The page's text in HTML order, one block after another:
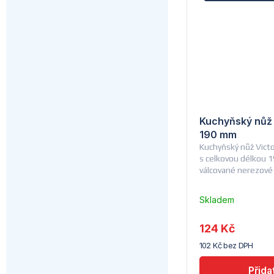
Kuchyňský nůž
s celkovou délkou
válcované nerezové
Kuchyňský
190 mm
Skladem
dodavatele
(7) -
Hendi
102 Kč bez DPH
124 Kč